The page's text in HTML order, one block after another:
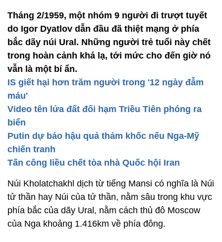
Tháng 2/1959, một nhóm 9 người đi trượt tuyết
do Igor Dyatlov dẫn đầu đã thiệt mạng ở phía
bắc dãy núi Ural. Những người trẻ tuổi này chết
trong hoàn cảnh khá lạ, tới mức cho đến giờ nó
vẫn là một bí ẩn.
IS giết hại hơn trăm người trong '12 ngày đẫm
máu'
Video tên lửa đất đối hạm Triều Tiên phóng ra
biển
Putin dự báo hậu quả thảm khốc nếu Nga-Mỹ
chiến tranh
Tấn công liều chết tòa nhà Quốc hội Iran
Núi Kholatchakhl dịch từ tiếng Mansi có nghĩa là Núi
tử thần hay Núi của tử thần, nằm sâu trong khu vực
phía bắc của dãy Ural, nằm cách thủ đô Moscow
của Nga khoảng 1.416km về phía đông.